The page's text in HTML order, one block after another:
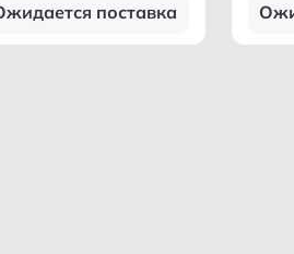
поставка